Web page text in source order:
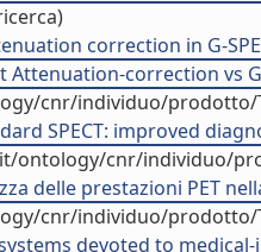
correction in G-
Attenuation-correction vs
cnr/individuo/prodotto/
SPECT: improved
ontology/cnr/individuo/
delle prestazioni PET
cnr/individuo/prodotto/
devoted to